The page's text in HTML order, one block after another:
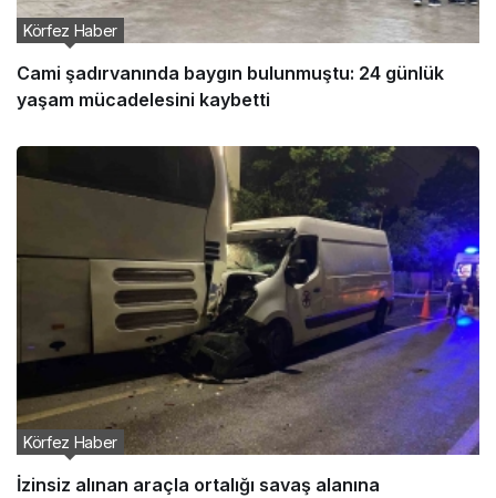
Körfez Haber
Cami şadırvanında baygın bulunmuştu: 24 günlük
yaşam mücadelesini kaybetti
Körfez Haber
İzinsiz alınan araçla ortalığı savaş alanına